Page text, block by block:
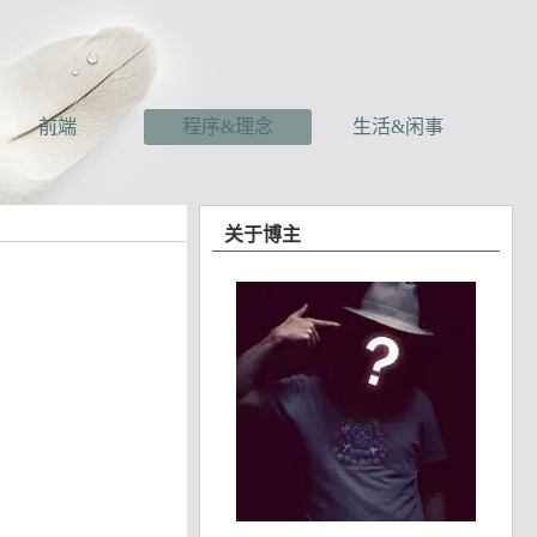
前端 程序&理念 生活&闲事
关于博主